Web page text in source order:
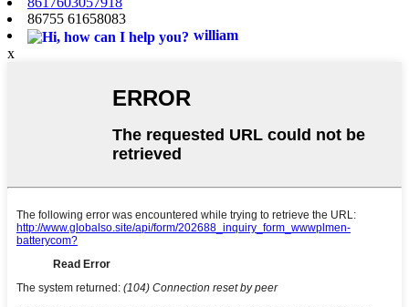
86755 61658083
william
x